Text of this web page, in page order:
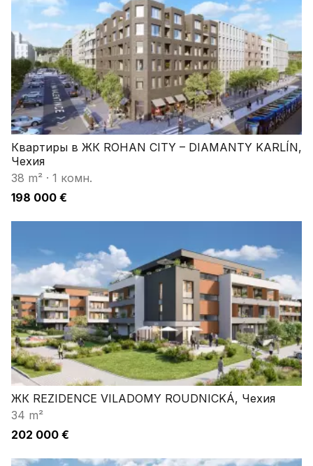
Квартиры в ЖК ROHAN CITY – DIAMANTY KARLÍN,
Чехия
38 m² · 1 комн.
198 000 €
ЖК REZIDENCE VILADOMY ROUDNICKÁ, Чехия
34 m²
202 000 €